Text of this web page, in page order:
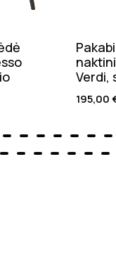
Verdi,
195,00